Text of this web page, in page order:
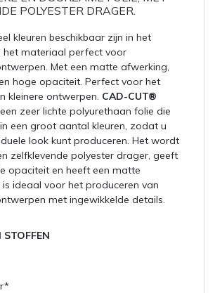
POLYESTER DRAGER.
kleuren beschikbaar zijn in het
het materiaal perfect voor
Met een matte afwerking,
hoge opaciteit. Perfect voor het
kleinere ontwerpen. CAD-CUT®
zeer lichte polyurethaan folie die
een groot aantal kleuren, zodat u
look kunt produceren. Het wordt
zelfklevende polyester drager, geeft
opaciteit en heeft een matte
ideaal voor het produceren van
met ingewikkelde details.